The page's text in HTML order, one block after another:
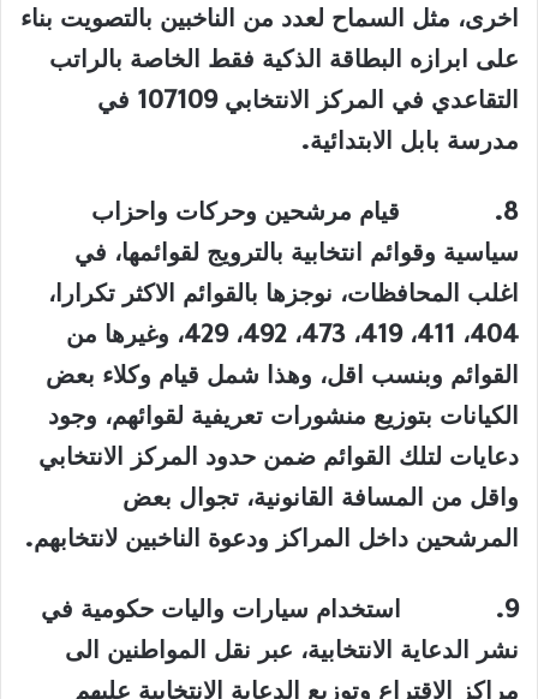
اخرى، مثل السماح لعدد من الناخبين بالتصويت بناء
على ابرازه البطاقة الذكية فقط الخاصة بالراتب
التقاعدي في المركز الانتخابي 107109 في
مدرسة بابل الابتدائية.
8.
قيام مرشحين وحركات واحزاب
سياسية وقوائم انتخابية بالترويج لقوائمها، في
اغلب المحافظات، نوجزها بالقوائم الاكثر تكرارا،
404، 411، 419، 473، 492، 429، وغيرها من
القوائم وبنسب اقل، وهذا شمل قيام وكلاء بعض
الكيانات بتوزيع منشورات تعريفية لقوائهم، وجود
دعايات لتلك القوائم ضمن حدود المركز الانتخابي
واقل من المسافة القانونية، تجوال بعض
المرشحين داخل المراكز ودعوة الناخبين لانتخابهم.
9.
استخدام سيارات واليات حكومية في
نشر الدعاية الانتخابية، عبر نقل المواطنين الى
مراكز الاقتراع وتوزيع الدعاية الانتخابية عليهم